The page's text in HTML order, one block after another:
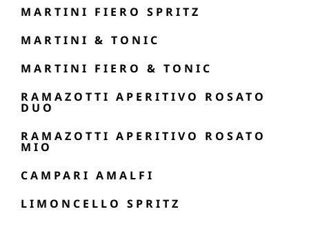
MARTINI FIERO SPRITZ
MARTINI & TONIC
MARTINI FIERO & TONIC
RAMAZOTTI APERITIVO ROSATO
DUO
RAMAZOTTI APERITIVO ROSATO
MIO
CAMPARI AMALFI
LIMONCELLO SPRITZ